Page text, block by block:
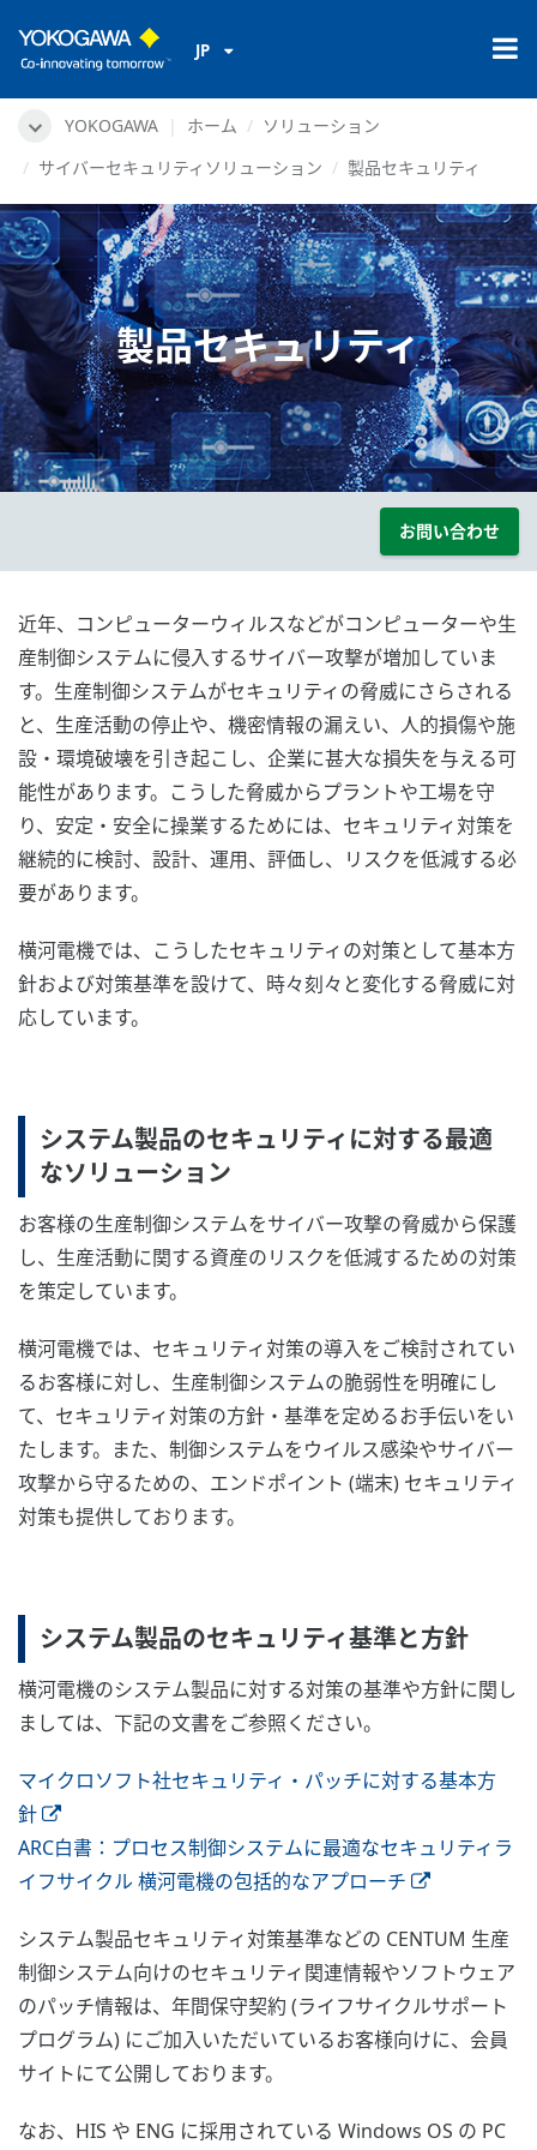
JP
YOKOGAWA ホーム
ソリューション
サイバーセキュリティソリューション
製品セキュリティ
製品セキュリティ
お問い合わせ
近年、コンピューターウィルスなどがコンピューターや生
産制御システムに侵入するサイバー攻撃が増加していま
す。生産制御システムがセキュリティの脅威にさらされる
と、生産活動の停止や、機密情報の漏えい、人的損傷や施
設・環境破壊を引き起こし、企業に甚大な損失を与える可
能性があります。こうした脅威からプラントや工場を守
り、安定・安全に操業するためには、セキュリティ対策を
継続的に検討、設計、運用、評価し、リスクを低減する必
要があります。
横河電機では、こうしたセキュリティの対策として基本方
針および対策基準を設けて、時々刻々と変化する脅威に対
応しています。
システム製品のセキュリティに対する最適
なソリューション
お客様の生産制御システムをサイバー攻撃の脅威から保護
し、生産活動に関する資産のリスクを低減するための対策
を策定しています。
横河電機では、セキュリティ対策の導入をご検討されてい
るお客様に対し、生産制御システムの脆弱性を明確にし
て、セキュリティ対策の方針・基準を定めるお手伝いをい
たします。また、制御システムをウイルス感染やサイバー
攻撃から守るための、エンドポイント (端末) セキュリティ
対策も提供しております。
システム製品のセキュリティ基準と方針
横河電機のシステム製品に対する対策の基準や方針に関し
ましては、下記の文書をご参照ください。
マイクロソフト社セキュリティ・パッチに対する基本方
針
ARC白書：プロセス制御システムに最適なセキュリティラ
イフサイクル 横河電機の包括的なアプローチ
システム製品セキュリティ対策基準などの CENTUM 生産
制御システム向けのセキュリティ関連情報やソフトウェア
のパッチ情報は、年間保守契約 (ライフサイクルサポート
プログラム) にご加入いただいているお客様向けに、会員
サイトにて公開しております。
なお、HIS や ENG に採用されている Windows OS の PC